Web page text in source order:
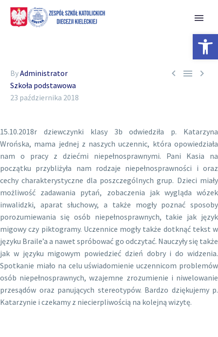
  
ByAdministrator
Szkoła podstawowa
23 października 2018
15.10.2018r dziewczynki klasy 3b odwiedziła p. Katarzyna
Wrońska, mama jednej z naszych uczennic, która opowiedziała
nam o pracy z dziećmi niepełnosprawnymi. Pani Kasia na
początku przybliżyła nam rodzaje niepełnosprawności i oraz
cechy charakterystyczne dla poszczególnych grup. Dzieci miały
możliwość zadawania pytań, zobaczenia jak wygląda wózek
inwalidzki, aparat słuchowy, a także mogły poznać sposoby
porozumiewania się osób niepełnosprawnych, takie jak język
migowy czy piktogramy. Uczennice mogły także dotknąć tekst w
języku Braile’a a nawet spróbować go odczytać. Nauczyły się także
jak w języku migowym powiedzieć dzień dobry i do widzenia.
Spotkanie miało na celu uświadomienie uczennicom problemów
osób niepełnosprawnych, wzajemne zrozumienie i niwelowanie
przesądów oraz panujących stereotypów. Bardzo dziękujemy p.
Katarzynie i czekamy z niecierpliwością na kolejną wizytę.